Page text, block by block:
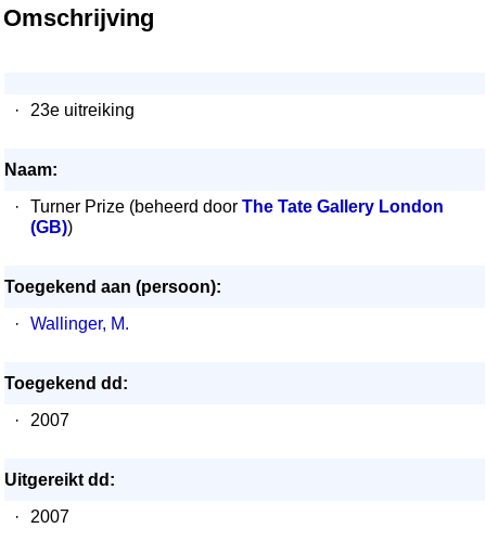
Omschrijving
· 23e uitreiking
Naam:
·
Turner Prize (beheerd door The Tate Gallery London
(GB))
Toegekend aan (persoon):
·
Wallinger, M.
Toegekend dd:
·
2007
Uitgereikt dd:
·
2007